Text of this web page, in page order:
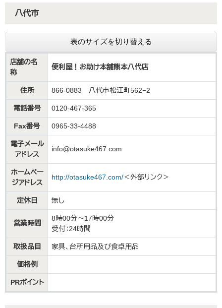
八代市
表のサイズを切り替える
店舗の名
称
便利屋！お助け本舗熊本八代店
住所 866-0883 八代市松江町562−2
電話番号 0120-467-365
Fax番号 0965-33-4488
電子メール
アドレス
info@otasuke467.com
ホームペー
ジアドレス
http://otasuke467.com/＜外部リンク＞
定休日 無し
営業時間
8時00分～17時00分
受付：24時間
取扱品目 家具、台所用品及び食卓用品
価格例
PRポイント